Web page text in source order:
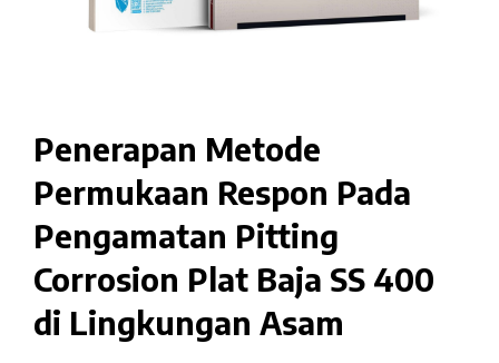
Penerapan Metode
Permukaan Respon Pada
Pengamatan Pitting
Corrosion Plat Baja SS 400
di Lingkungan Asam